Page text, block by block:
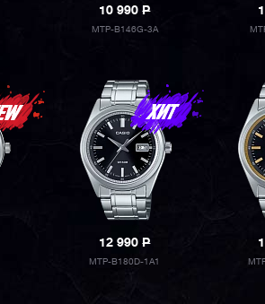
10 990P
MTP-B146G-3A
12 990P
MTP-B180D-1A1